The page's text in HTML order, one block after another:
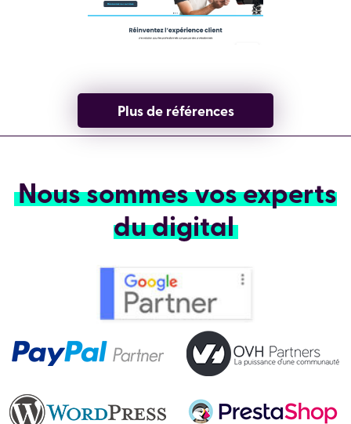
Plus de références
Nous sommes vos experts
du digital